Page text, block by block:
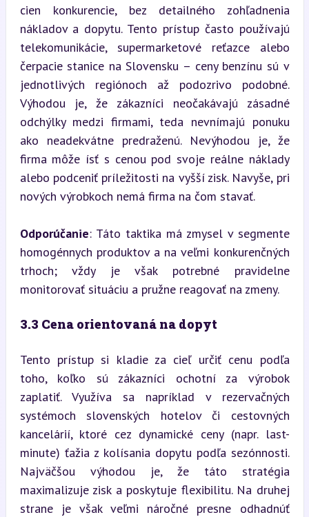
cien konkurencie, bez detailného zohľadnenia
nákladov a dopytu. Tento prístup často používajú
telekomunikácie, supermarketové reťazce alebo
čerpacie stanice na Slovensku – ceny benzínu sú v
jednotlivých regiónoch až podozrivo podobné.
Výhodou je, že zákazníci neočakávajú zásadné
odchýlky medzi firmami, teda nevnímajú ponuku
ako neadekvátne predraženú. Nevýhodou je, že
firma môže ísť s cenou pod svoje reálne náklady
alebo podceniť príležitosti na vyšší zisk. Navyše, pri
nových výrobkoch nemá firma na čom stavať.
Odporúčanie: Táto taktika má zmysel v segmente
homogénnych produktov a na veľmi konkurenčných
trhoch; vždy je však potrebné pravidelne
monitorovať situáciu a pružne reagovať na zmeny.
3.3 Cena orientovaná na dopyt
Tento prístup si kladie za cieľ určiť cenu podľa
toho, koľko sú zákazníci ochotní za výrobok
zaplatiť. Využíva sa napríklad v rezervačných
systémoch slovenských hotelov či cestovných
kancelárií, ktoré cez dynamické ceny (napr. last-
minute) ťažia z kolísania dopytu podľa sezónnosti.
Najväčšou výhodou je, že táto stratégia
maximalizuje zisk a poskytuje flexibilitu. Na druhej
strane je však veľmi náročné presne odhadnúť